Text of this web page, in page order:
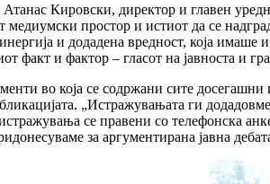
Кировски, директор и главен
медиумски простор и истиот да се
и додадена вредност, која
факт и фактор – гласот на јавноста и
во која се содржани сите
„Истражувањата ги
се правени со телефонска
за аргументирана јавна